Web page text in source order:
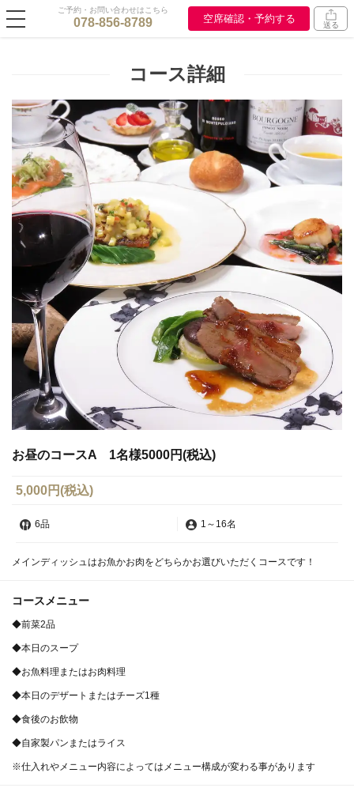
ご予約・お問い合わせはこちら
078-856-8789 空席確認・予約する 送る
コース詳細
お昼のコースA 1名様5000円(税込)
5,000円(税込)
6品 1 ～ 16名
メインディッシュはお魚かお肉をどちらかお選びいただくコースです！
コースメニュー
◆前菜2品
◆本日のスープ
◆お魚料理またはお肉料理
◆本日のデザートまたはチーズ1種
◆食後のお飲物
◆自家製パンまたはライス
※仕入れやメニュー内容によってはメニュー構成が変わる事があります
この店舗情報をシェアする